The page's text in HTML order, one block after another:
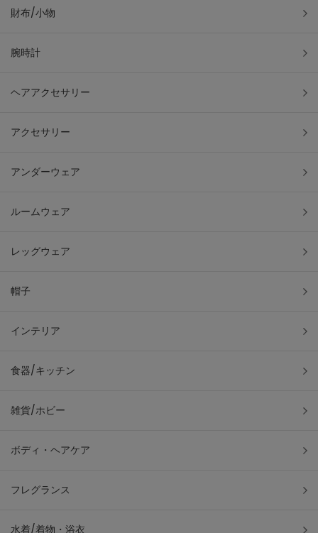
財布/小物
腕時計
ヘアアクセサリー
アクセサリー
アンダーウェア
ルームウェア
レッグウェア
帽子
インテリア
食器/キッチン
雑貨/ホビー
ボディ・ヘアケア
フレグランス
水着/着物・浴衣